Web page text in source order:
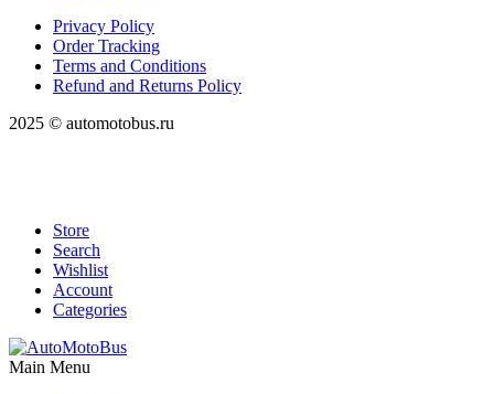
Privacy Policy
Order Tracking
Terms and Conditions
Refund and Returns Policy
2025 © automotobus.ru
Store
Search
Wishlist
Account
Categories
Main Menu